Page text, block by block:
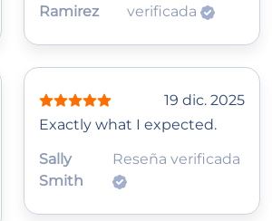
Ramirez
verificada
19 dic. 2025
Exactly what I expected.
Sally
Smith
Reseña verificada